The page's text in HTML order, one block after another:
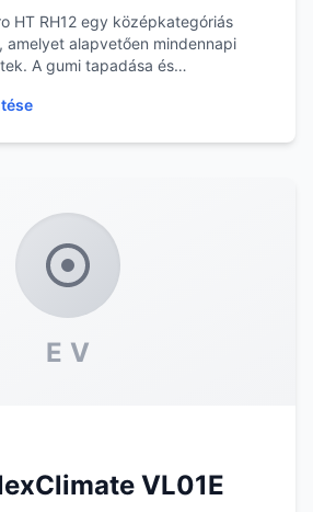
HT RH12 egy középkategóriás
amelyet alapvetően mindennapi
A gumi tapadása és
E V
VL01E